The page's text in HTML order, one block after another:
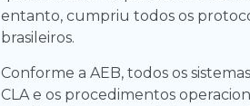
entanto, cumpriu todos os
brasileiros.
Conforme a AEB, todos os
CLA e os procedimentos